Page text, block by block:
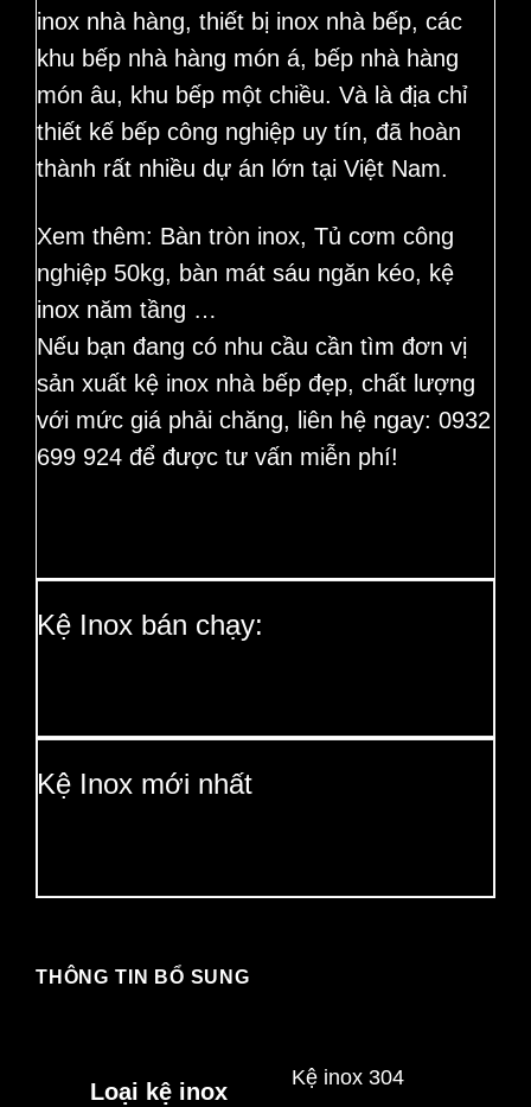
inox nhà hàng, thiết bị inox nhà bếp, các
khu bếp nhà hàng món á, bếp nhà hàng
món âu, khu bếp một chiều. Và là địa chỉ
thiết kế bếp công nghiệp uy tín, đã hoàn
thành rất nhiều dự án lớn tại Việt Nam.
Xem thêm: Bàn tròn inox, Tủ cơm công
nghiệp 50kg, bàn mát sáu ngăn kéo, kệ
inox năm tầng …
Nếu bạn đang có nhu cầu cần tìm đơn vị
sản xuất kệ inox nhà bếp đẹp, chất lượng
với mức giá phải chăng, liên hệ ngay: 0932
699 924 để được tư vấn miễn phí!
Kệ Inox bán chạy:
Kệ Inox mới nhất
THÔNG TIN BỔ SUNG
Loại kệ inox
Kệ inox 304